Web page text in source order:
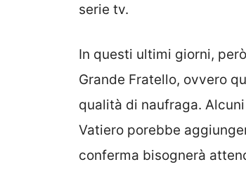
serie tv.
In questi ultimi giorni,
Grande Fratello, ovvero
qualità di naufraga.
Vatiero porebbe
conferma bisognerà